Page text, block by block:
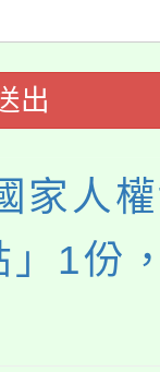
術教育
出
家人
」1份